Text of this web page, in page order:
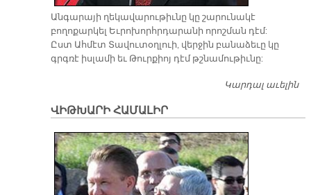
Անգարայի ղեկավարութիւնը կը շարունակէ
բողոքարկել Եւրոխորհրդարանի որոշման դէմ:
Ըստ Ահմէտ Տավուտօղլուի, վերջին բանաձեւը կը
գրգռէ իսլամի եւ Թուրքիոյ դէմ թշնամութիւնը:
Կարդալ աւելին
ՎԻԹԽԱՐԻ ՀԱՄԱԼԻՐ